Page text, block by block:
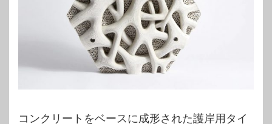
コンクリートをベースに成形された護岸用タイ